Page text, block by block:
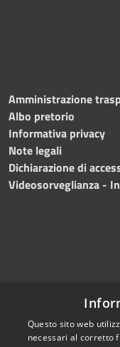
Amministrazione
Albo pretorio
Informativa privacy
Note legali
Dichiarazione di
Videosorveglianza -
Questo sito web
necessari al corretto